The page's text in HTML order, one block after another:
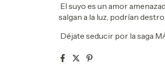
El suyo es un amor
salgan a la luz, podrían
Déjate seducir por la saga